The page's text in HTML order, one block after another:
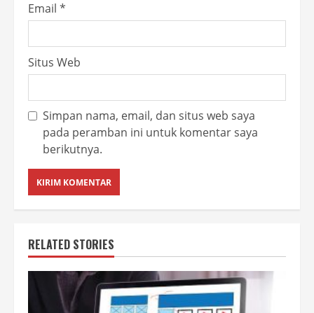
Email *
Situs Web
Simpan nama, email, dan situs web saya
pada peramban ini untuk komentar saya
berikutnya.
RELATED STORIES